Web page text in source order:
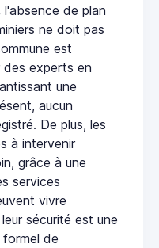
l'absence de plan
ne doit pas
est
des experts en
une
aucun
De plus, les
à intervenir
grâce à une
services
vivre
sécurité est une
formel de